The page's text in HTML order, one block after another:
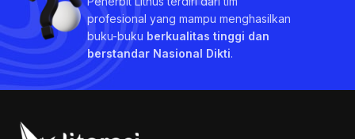
profesional yang mampu menghasilkan
buku-buku berkualitas tinggi dan
berstandar Nasional Dikti.